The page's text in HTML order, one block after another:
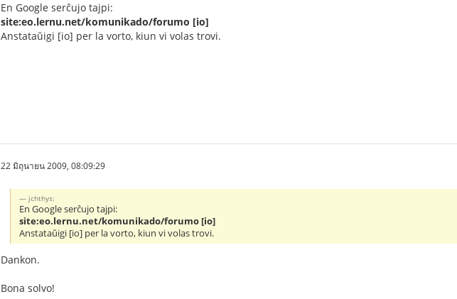
En Google serĉujo tajpi:
site:eo.lernu.net/komunikado/forumo [io]
Anstataŭigi [io] per la vorto, kiun vi volas trovi.
22 มิถุนายน 2009, 08:09:29
jchthys:
En Google serĉujo tajpi:
site:eo.lernu.net/komunikado/forumo [io]
Anstataŭigi [io] per la vorto, kiun vi volas trovi.
Dankon.
Bona solvo!